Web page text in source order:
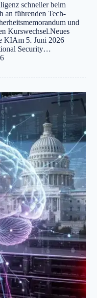
schneller beim
an führenden Tech-
und
Kurswechsel.Neues
KIAm 5. Juni 2026
Security…